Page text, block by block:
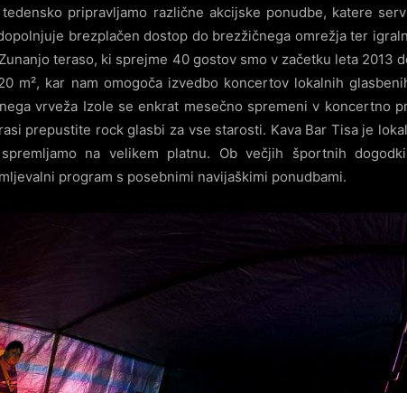
pripravljamo različne akcijske ponudbe, katere
brezplačen dostop do brezžičnega omrežja ter
teraso, ki sprejme 40 gostov smo v začetku leta 2013
m², kar nam omogoča izvedbo koncertov lokalnih
vrveža Izole se enkrat mesečno spremeni v koncertno
prepustite rock glasbi za vse starosti. Kava Bar Tisa je
na velikem platnu. Ob večjih športnih
program s posebnimi navijaškimi ponudbami.